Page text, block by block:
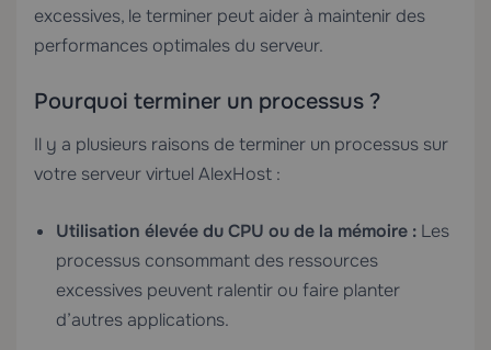
excessives, le terminer peut aider à maintenir des
performances optimales du serveur.
Pourquoi terminer un processus ?
Il y a plusieurs raisons de terminer un processus sur
votre serveur virtuel AlexHost :
Utilisation élevée du CPU ou de la mémoire : Les
processus consommant des ressources
excessives peuvent ralentir ou faire planter
d’autres applications.